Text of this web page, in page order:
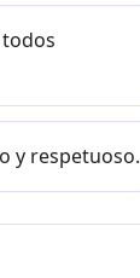
todos
y respetuoso.